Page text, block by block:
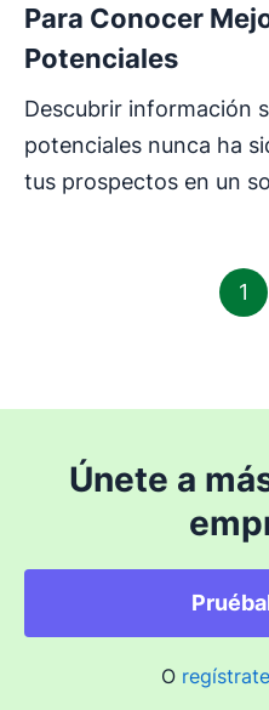
Para Conocer
Potenciales
Descubrir información
potenciales nunca ha
tus prospectos en un
1
Únete a
O